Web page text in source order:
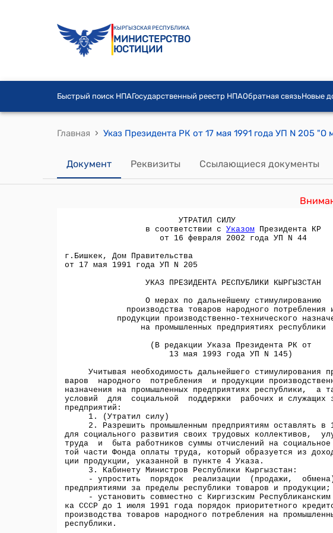
КЫРГЫЗСКАЯ РЕСПУБЛИКА
МИНИСТЕРСТВО
ЮСТИЦИИ
Быстрый поиск НПАГосударственный реестр НПАОбратная связьНовые
Главная ›
Документ Реквизиты Ссылающиеся документы